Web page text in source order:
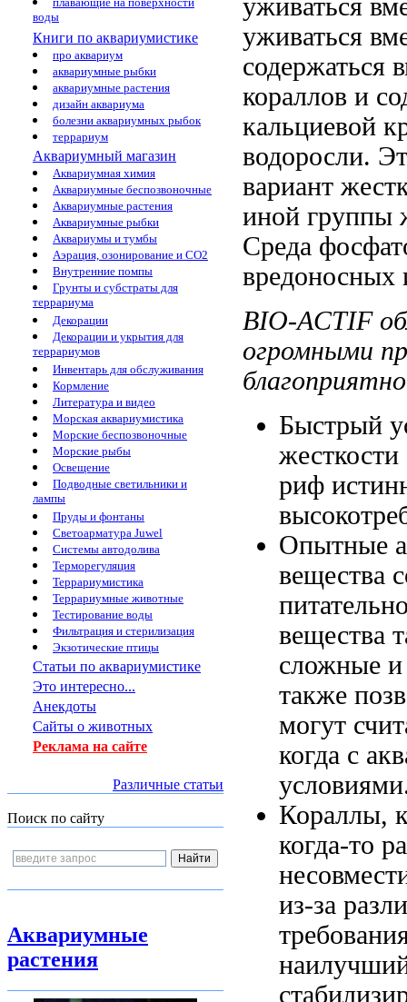
воды
Книги по аквариумистике
про аквариум
аквариумные рыбки
аквариумные растения
дизайн аквариума
болезни аквариумных рыбок
террариум
Аквариумный магазин
Аквариумная химия
Аквариумные беспозвоночные
Аквариумные растения
Аквариумные рыбки
Аквариумы и тумбы
Аэрация, озонирование и CO2
Внутренние помпы
Грунты и субстраты для
террариума
Декорации
Декорации и укрытия для
террариумов
Инвентарь для обслуживания
Кормление
Литература и видео
Морская аквариумистика
Морские беспозвоночные
Морские рыбы
Освещение
Подводные светильники и
лампы
Пруды и фонтаны
Светоарматура Juwel
Системы автодолива
Терморегуляция
Террариумистика
Террариумные животные
Тестирование воды
Фильтрация и стерилизация
Экзотические птицы
Статьи по аквариумистике
Это интересно...
Анекдоты
Сайты о животных
Реклама на сайте
Различные статьи
Поиск по сайту
Аквариумные
растения
уживаться
уживаться
содержаться
кораллов и
кальциевой
водоросли.
вариант
иной группы
Среда
вредоносных
BIO-ACTIF
огромными
благоприятно
Быстрый
жесткости
риф
Опытные
вещества
вещества
сложные
также
могут
когда с
Кораллы,
когда-то
из-за